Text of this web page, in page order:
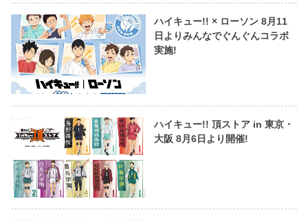
ハイキュー!! × ローソン 8月11
日よりみんなでぐんぐんコラボ
実施!
ハイキュー!! 頂ストア in 東京・
大阪 8月6日より開催!